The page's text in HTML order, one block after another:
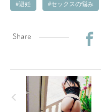
避妊 セックスの悩み
Share